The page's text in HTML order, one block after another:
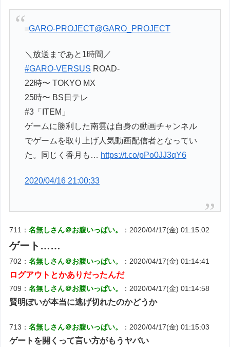
GARO-PROJECT@GARO_PROJECT
＼放送まであと1時間／
#GARO-VERSUS ROAD-
22時〜 TOKYO MX
25時〜 BS日テレ
#3「ITEM」
ゲームに勝利した南雲は自身の動画チャンネル
でゲームを取り上げ人気動画配信者となってい
た。同じく香月も… https://t.co/pPo0JJ3qY6
2020/04/16 21:00:33
711：名無しさん＠お腹いっぱい。 ：2020/04/17(金) 01:15:02
ゲート……
702：名無しさん＠お腹いっぱい。 ：2020/04/17(金) 01:14:41
ログアウトとかありだったんだ
709：名無しさん＠お腹いっぱい。 ：2020/04/17(金) 01:14:58
賢明ぽいが本当に逃げ切れたのかどうか
713：名無しさん＠お腹いっぱい。 ：2020/04/17(金) 01:15:03
ゲートを開くって言い方がもうヤバい